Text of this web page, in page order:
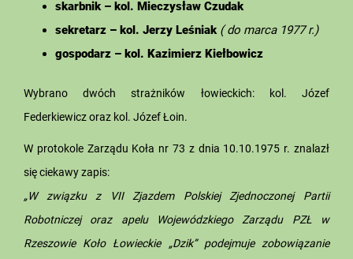
skarbnik – kol. Mieczysław Czudak
sekretarz – kol. Jerzy Leśniak ( do marca 1977 r.)
gospodarz – kol. Kazimierz Kiełbowicz
Wybrano dwóch strażników łowieckich: kol. Józef
Federkiewicz oraz kol. Józef Łoin.
W protokole Zarządu Koła nr 73 z dnia 10.10.1975 r. znalazł
się ciekawy zapis:
„W związku z VII Zjazdem Polskiej Zjednoczonej Partii
Robotniczej oraz apelu Wojewódzkiego Zarządu PZŁ w
Rzeszowie Koło Łowieckie „Dzik” podejmuje zobowiązanie